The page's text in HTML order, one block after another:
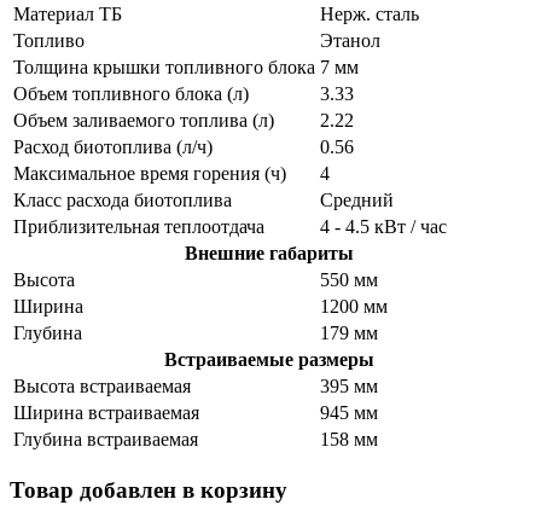
Материал ТБ
Нерж. сталь
Топливо
Этанол
Толщина крышки топливного блока 7 мм
Объем топливного блока (л)
3.33
Объем заливаемого топлива (л)
2.22
Расход биотоплива (л/ч)
0.56
Максимальное время горения (ч)
4
Класс расхода биотоплива
Средний
Приблизительная теплоотдача
4 - 4.5 кВт / час
Внешние габариты
Высота
550 мм
Ширина
1200 мм
Глубина
179 мм
Встраиваемые размеры
Высота встраиваемая
395 мм
Ширина встраиваемая
945 мм
Глубина встраиваемая
158 мм
Товар добавлен в корзину